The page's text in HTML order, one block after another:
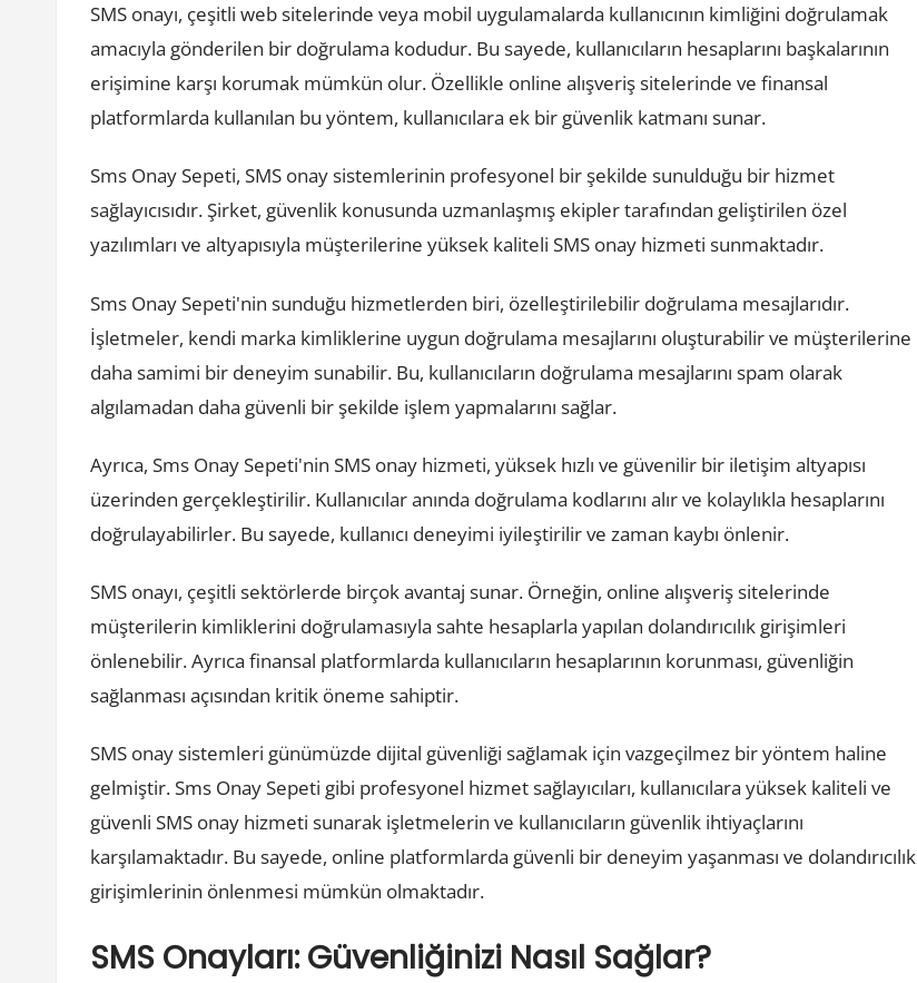
SMS onayı, çeşitli web sitelerinde veya mobil uygulamalarda kullanıcının kimliğini doğrulamak
amacıyla gönderilen bir doğrulama kodudur. Bu sayede, kullanıcıların hesaplarını başkalarının
erişimine karşı korumak mümkün olur. Özellikle online alışveriş sitelerinde ve finansal
platformlarda kullanılan bu yöntem, kullanıcılara ek bir güvenlik katmanı sunar.
Sms Onay Sepeti, SMS onay sistemlerinin profesyonel bir şekilde sunulduğu bir hizmet
sağlayıcısıdır. Şirket, güvenlik konusunda uzmanlaşmış ekipler tarafından geliştirilen özel
yazılımları ve altyapısıyla müşterilerine yüksek kaliteli SMS onay hizmeti sunmaktadır.
Sms Onay Sepeti'nin sunduğu hizmetlerden biri, özelleştirilebilir doğrulama mesajlarıdır.
İşletmeler, kendi marka kimliklerine uygun doğrulama mesajlarını oluşturabilir ve müşterilerine
daha samimi bir deneyim sunabilir. Bu, kullanıcıların doğrulama mesajlarını spam olarak
algılamadan daha güvenli bir şekilde işlem yapmalarını sağlar.
Ayrıca, Sms Onay Sepeti'nin SMS onay hizmeti, yüksek hızlı ve güvenilir bir iletişim altyapısı
üzerinden gerçekleştirilir. Kullanıcılar anında doğrulama kodlarını alır ve kolaylıkla hesaplarını
doğrulayabilirler. Bu sayede, kullanıcı deneyimi iyileştirilir ve zaman kaybı önlenir.
SMS onayı, çeşitli sektörlerde birçok avantaj sunar. Örneğin, online alışveriş sitelerinde
müşterilerin kimliklerini doğrulamasıyla sahte hesaplarla yapılan dolandırıcılık girişimleri
önlenebilir. Ayrıca finansal platformlarda kullanıcıların hesaplarının korunması, güvenliğin
sağlanması açısından kritik öneme sahiptir.
SMS onay sistemleri günümüzde dijital güvenliği sağlamak için vazgeçilmez bir yöntem haline
gelmiştir. Sms Onay Sepeti gibi profesyonel hizmet sağlayıcıları, kullanıcılara yüksek kaliteli ve
güvenli SMS onay hizmeti sunarak işletmelerin ve kullanıcıların güvenlik ihtiyaçlarını
karşılamaktadır. Bu sayede, online platformlarda güvenli bir deneyim yaşanması ve dolandırıcılık
girişimlerinin önlenmesi mümkün olmaktadır.
SMS Onayları: Güvenliğinizi Nasıl Sağlar?